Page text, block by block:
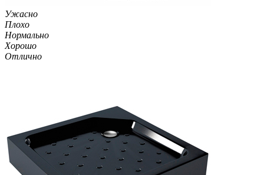
Ужасно
Плохо
Нормально
Хорошо
Отлично